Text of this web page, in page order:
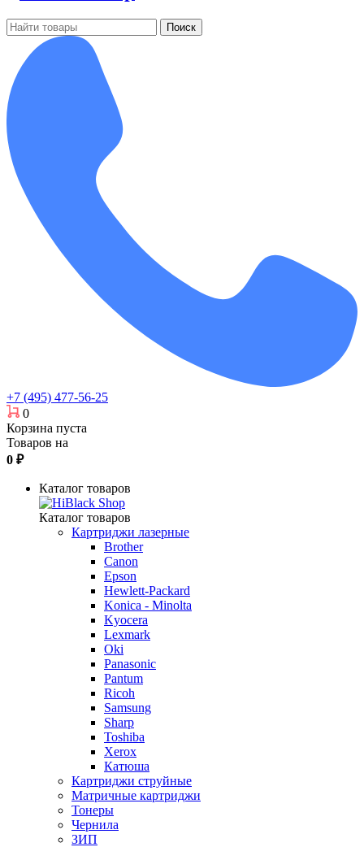
Поиск
+7 (495) 477-56-25
0
Корзина пуста
Товаров на
0 ₽
Каталог товаров
Каталог товаров
Картриджи лазерные
Brother
Canon
Epson
Hewlett-Packard
Konica - Minolta
Kyocera
Lexmark
Oki
Panasonic
Pantum
Ricoh
Samsung
Sharp
Toshiba
Xerox
Катюша
Картриджи струйные
Матричные картриджи
Тонеры
Чернила
ЗИП